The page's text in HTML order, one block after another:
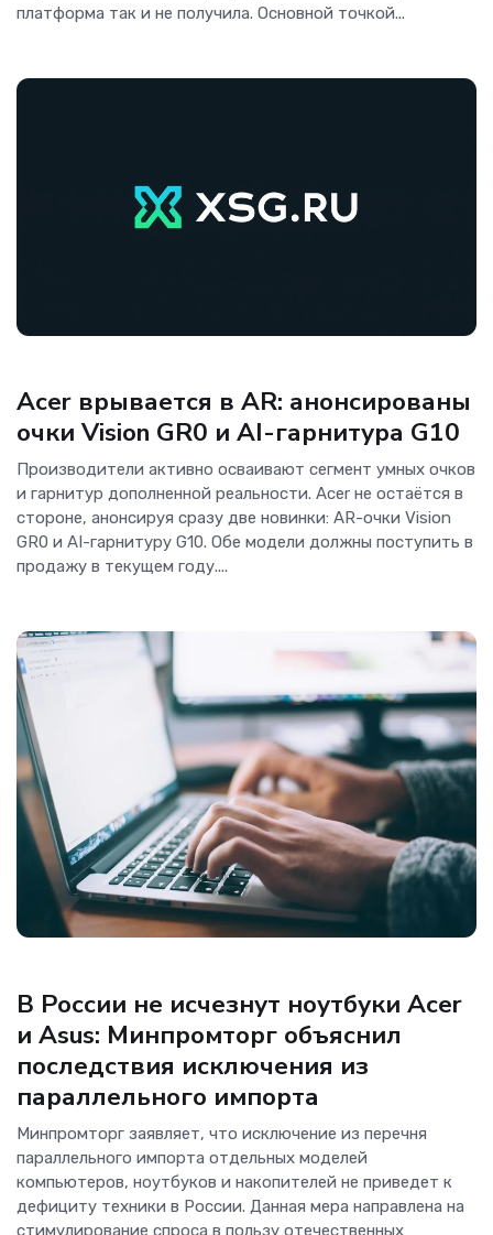
платформа так и не получила. Основной точкой...
Acer врывается в AR: анонсированы
очки Vision GR0 и AI-гарнитура G10
Производители активно осваивают сегмент умных очков
и гарнитур дополненной реальности. Acer не остаётся в
стороне, анонсируя сразу две новинки: AR-очки Vision
GR0 и AI-гарнитуру G10. Обе модели должны поступить в
продажу в текущем году....
В России не исчезнут ноутбуки Acer
и Asus: Минпромторг объяснил
последствия исключения из
параллельного импорта
Минпромторг заявляет, что исключение из перечня
параллельного импорта отдельных моделей
компьютеров, ноутбуков и накопителей не приведет к
дефициту техники в России. Данная мера направлена на
стимулирование спроса в пользу отечественных